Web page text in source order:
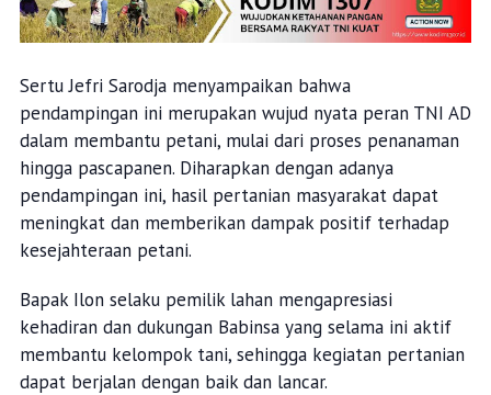
Sertu Jefri Sarodja menyampaikan bahwa
pendampingan ini merupakan wujud nyata peran TNI AD
dalam membantu petani, mulai dari proses penanaman
hingga pascapanen. Diharapkan dengan adanya
pendampingan ini, hasil pertanian masyarakat dapat
meningkat dan memberikan dampak positif terhadap
kesejahteraan petani.
Bapak Ilon selaku pemilik lahan mengapresiasi
kehadiran dan dukungan Babinsa yang selama ini aktif
membantu kelompok tani, sehingga kegiatan pertanian
dapat berjalan dengan baik dan lancar.